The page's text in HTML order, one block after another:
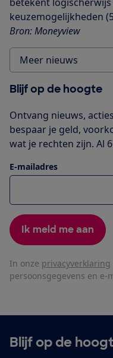
keuzemogelijkheden
Bron: Moneyview
Meer nieuws
Blijf op de hoogte
Ontvang nieuws,
bespaar je geld,
wat je rechten zijn. Al
E-mailadres
Ik meld me aan
In onze privacyverklaring
persoonsgegevens en e-
Blijf op de